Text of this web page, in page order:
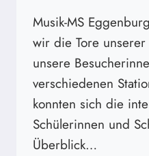
Musik-MS
wir die Tore
unsere
verschiedenen
konnten sich die
Schülerinnen und
Überblick…